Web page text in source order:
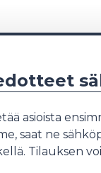
asioista
saat ne
Tilauksen